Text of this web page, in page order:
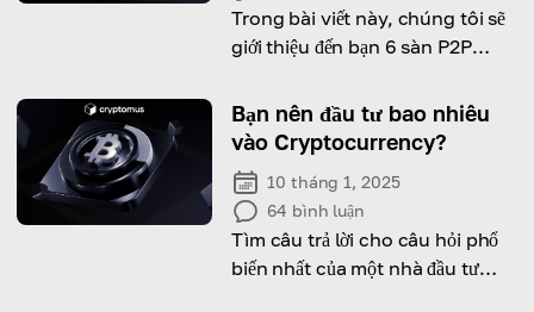
Trong bài viết này, chúng tôi sẽ
giới thiệu đến bạn 6 sàn P2P
quả nhất.
Bạn nên đầu tư bao nhiêu
vào Cryptocurrency?
10 tháng 1, 2025
64 bình luận
Tìm câu trả lời cho câu hỏi phổ
biến nhất của một nhà đầu tư